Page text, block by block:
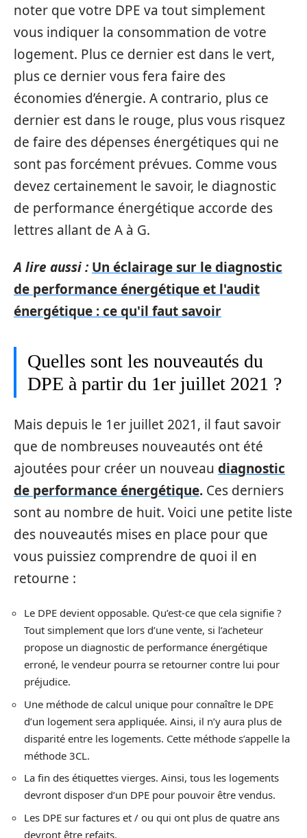
noter que votre DPE va tout simplement
vous indiquer la consommation de votre
logement. Plus ce dernier est dans le vert,
plus ce dernier vous fera faire des
économies d’énergie. A contrario, plus ce
dernier est dans le rouge, plus vous risquez
de faire des dépenses énergétiques qui ne
sont pas forcément prévues. Comme vous
devez certainement le savoir, le diagnostic
de performance énergétique accorde des
lettres allant de A à G.
A lire aussi : Un éclairage sur le diagnostic
de performance énergétique et l'audit
énergétique : ce qu'il faut savoir
Quelles sont les nouveautés du
DPE à partir du 1er juillet 2021 ?
Mais depuis le 1er juillet 2021, il faut savoir
que de nombreuses nouveautés ont été
ajoutées pour créer un nouveau diagnostic
de performance énergétique. Ces derniers
sont au nombre de huit. Voici une petite liste
des nouveautés mises en place pour que
vous puissiez comprendre de quoi il en
retourne :
Le DPE devient opposable. Qu’est-ce que cela signifie ?
Tout simplement que lors d’une vente, si l’acheteur
propose un diagnostic de performance énergétique
erroné, le vendeur pourra se retourner contre lui pour
préjudice.
Une méthode de calcul unique pour connaître le DPE
d’un logement sera appliquée. Ainsi, il n’y aura plus de
disparité entre les logements. Cette méthode s’appelle la
méthode 3CL.
La fin des étiquettes vierges. Ainsi, tous les logements
devront disposer d’un DPE pour pouvoir être vendus.
Les DPE sur factures et / ou qui ont plus de quatre ans
devront être refaits.